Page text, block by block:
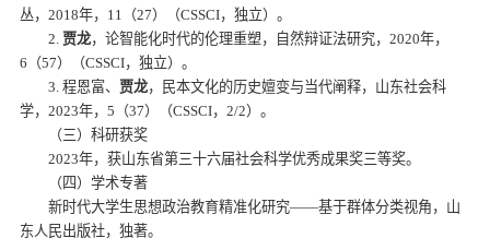
丛，2018年，11（27）（CSSCI，独立）。
2. 贾龙，论智能化时代的伦理重塑，自然辩证法研究，2020年，
6（57）（CSSCI，独立）。
3. 程恩富、 贾龙，民本文化的历史嬗变与当代阐释，山东社会科
学，2023年，5（37）（CSSCI，2/2）。
（三）科研获奖
2023年，获山东省第三十六届社会科学优秀成果奖三等奖。
（四）学术专著
新时代大学生思想政治教育精准化研究——基于群体分类视角，山
东人民出版社，独著。